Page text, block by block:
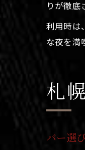
りが徹底
利用時は
な夜を満
札
バー選